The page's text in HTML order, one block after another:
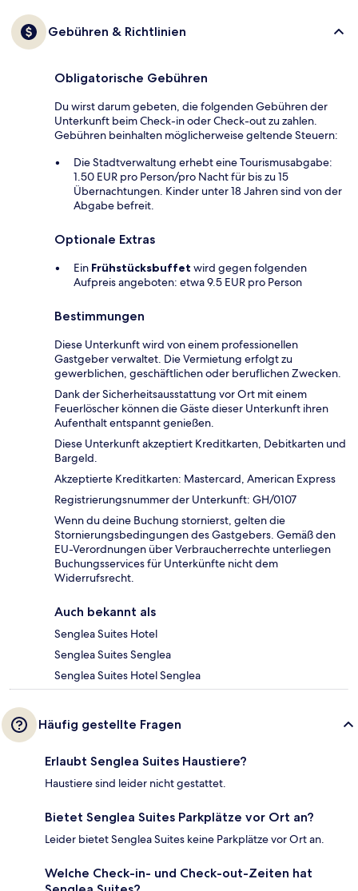
Gebühren & Richtlinien
Obligatorische Gebühren
Du wirst darum gebeten, die folgenden Gebühren der
Unterkunft beim Check-in oder Check-out zu zahlen.
Gebühren beinhalten möglicherweise geltende Steuern:
Die Stadtverwaltung erhebt eine Tourismusabgabe:
1.50 EUR pro Person/pro Nacht für bis zu 15
Übernachtungen. Kinder unter 18 Jahren sind von der
Abgabe befreit.
Optionale Extras
Ein Frühstücksbuffet wird gegen folgenden
Aufpreis angeboten: etwa 9.5 EUR pro Person
Bestimmungen
Diese Unterkunft wird von einem professionellen
Gastgeber verwaltet. Die Vermietung erfolgt zu
gewerblichen, geschäftlichen oder beruflichen Zwecken.
Dank der Sicherheitsausstattung vor Ort mit einem
Feuerlöscher können die Gäste dieser Unterkunft ihren
Aufenthalt entspannt genießen.
Diese Unterkunft akzeptiert Kreditkarten, Debitkarten und
Bargeld.
Akzeptierte Kreditkarten: Mastercard, American Express
Registrierungsnummer der Unterkunft: GH/0107
Wenn du deine Buchung stornierst, gelten die
Stornierungsbedingungen des Gastgebers. Gemäß den
EU-Verordnungen über Verbraucherrechte unterliegen
Buchungsservices für Unterkünfte nicht dem
Widerrufsrecht.
Auch bekannt als
Senglea Suites Hotel
Senglea Suites Senglea
Senglea Suites Hotel Senglea
Häufig gestellte Fragen
Erlaubt Senglea Suites Haustiere?
Haustiere sind leider nicht gestattet.
Bietet Senglea Suites Parkplätze vor Ort an?
Leider bietet Senglea Suites keine Parkplätze vor Ort an.
Welche Check-in- und Check-out-Zeiten hat